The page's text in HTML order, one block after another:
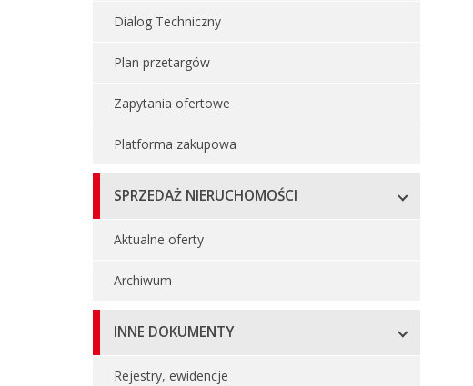
Dialog Techniczny
Plan przetargów
Zapytania ofertowe
Platforma zakupowa
SPRZEDAŻ NIERUCHOMOŚCI
Aktualne oferty
Archiwum
INNE DOKUMENTY
Rejestry, ewidencje